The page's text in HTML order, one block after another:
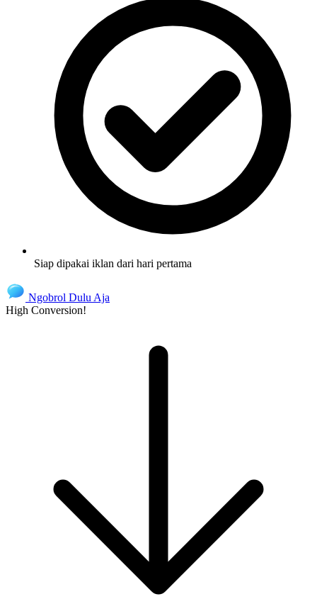
Siap dipakai iklan dari hari pertama
Ngobrol Dulu Aja
High Conversion!